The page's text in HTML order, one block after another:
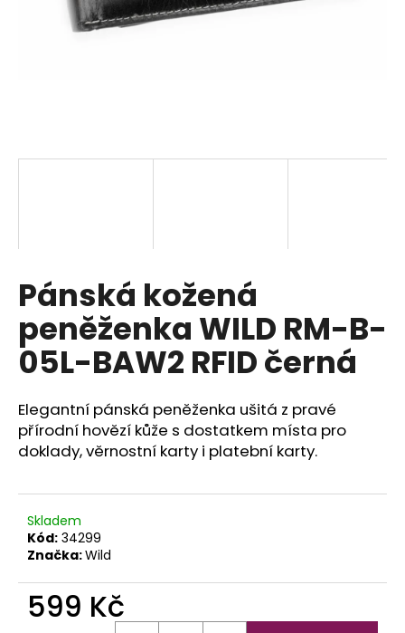
Pánská kožená
peněženka WILD RM-B-
05L-BAW2 RFID černá
Elegantní pánská peněženka ušitá z pravé
přírodní hovězí kůže s dostatkem místa pro
doklady, věrnostní karty i platební karty.
Skladem
Kód: 34299
Značka:Wild
599 Kč
D
o
p
o
r
č
u
j
m